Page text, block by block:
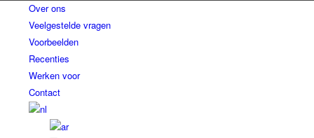
Over ons
Veelgestelde vragen
Voorbeelden
Recenties
Werken voor
Contact